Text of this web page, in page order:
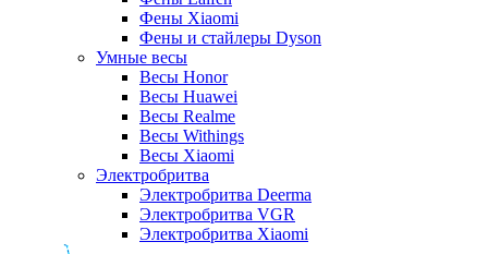
Фены Xiaomi
Фены и стайлеры Dyson
Умные весы
Весы Honor
Весы Huawei
Весы Realme
Весы Withings
Весы Xiaomi
Электробритва
Электробритва Deerma
Электробритва VGR
Электробритва Xiaomi